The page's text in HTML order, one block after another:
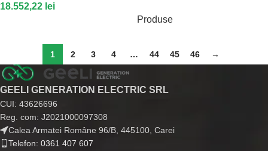
18.552,22 lei
Produse
1 2 3 4 … 44 45 46 →
GEELI GENERATION ELECTRIC SRL
CUI: 43626696
Reg. com: J2021000097308
Calea Armatei Române 96/B, 445100, Carei
Telefon: 0361 407 607